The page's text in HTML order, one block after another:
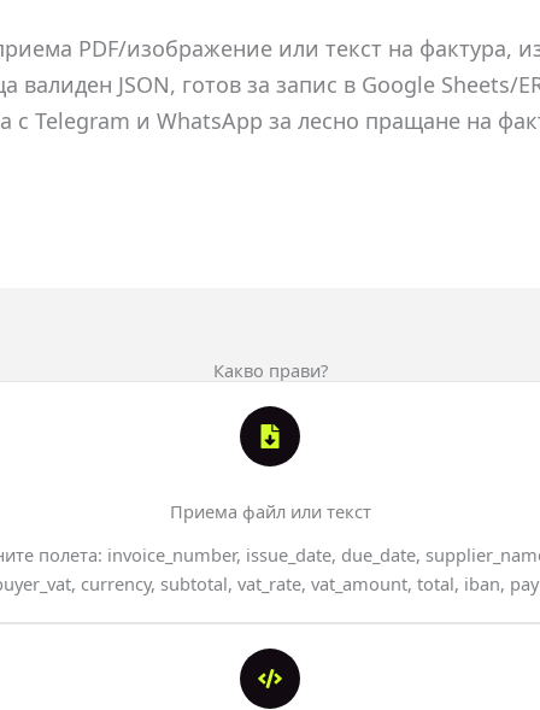
PDF/изображение или текст на фактура,
валиден JSON, готов за запис в Google Sheets/
с Telegram и WhatsApp за лесно пращане на
Какво прави?
Приема файл или текст
полета: invoice_number, issue_date, due_date,
currency, subtotal, vat_rate, vat_amount, total, iban,